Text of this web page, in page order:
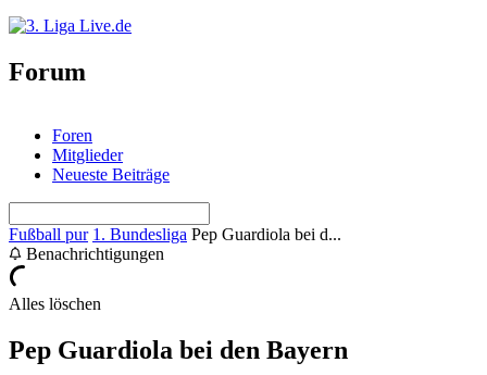
Forum
Foren
Mitglieder
Neueste Beiträge
Fußball pur 1. Bundesliga Pep Guardiola bei d...
Benachrichtigungen
Alles löschen
Pep Guardiola bei den Bayern